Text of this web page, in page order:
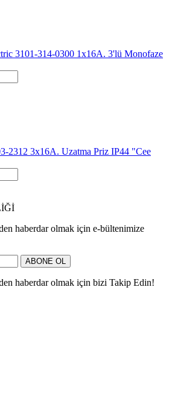
3101-314-0300 1x16A. 3'lü Monofaze
2312 3x16A. Uzatma Priz IP44 "Cee
haberdar olmak için e-bültenimize
ABONE OL
haberdar olmak için bizi Takip Edin!